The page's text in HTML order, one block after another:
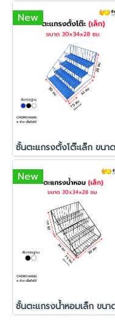
New
New